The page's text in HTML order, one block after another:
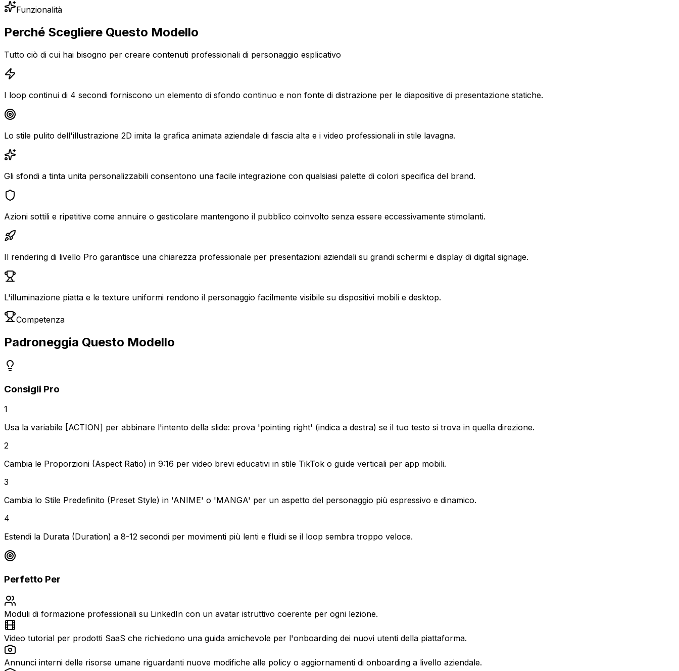
Funzionalità
Perché Scegliere Questo Modello
Tutto ciò di cui hai bisogno per creare contenuti professionali di personaggio esplicativo
I loop continui di 4 secondi forniscono un elemento di sfondo continuo e non fonte di distrazione per le diapositive di presentazione statiche.
Lo stile pulito dell'illustrazione 2D imita la grafica animata aziendale di fascia alta e i video professionali in stile lavagna.
Gli sfondi a tinta unita personalizzabili consentono una facile integrazione con qualsiasi palette di colori specifica del brand.
Azioni sottili e ripetitive come annuire o gesticolare mantengono il pubblico coinvolto senza essere eccessivamente stimolanti.
Il rendering di livello Pro garantisce una chiarezza professionale per presentazioni aziendali su grandi schermi e display di digital signage.
L'illuminazione piatta e le texture uniformi rendono il personaggio facilmente visibile su dispositivi mobili e desktop.
Competenza
Padroneggia Questo Modello
Consigli Pro
1
Usa la variabile [ACTION] per abbinare l'intento della slide: prova 'pointing right' (indica a destra) se il tuo testo si trova in quella direzione.
2
Cambia le Proporzioni (Aspect Ratio) in 9:16 per video brevi educativi in stile TikTok o guide verticali per app mobili.
3
Cambia lo Stile Predefinito (Preset Style) in 'ANIME' o 'MANGA' per un aspetto del personaggio più espressivo e dinamico.
4
Estendi la Durata (Duration) a 8-12 secondi per movimenti più lenti e fluidi se il loop sembra troppo veloce.
Perfetto Per
Moduli di formazione professionali su LinkedIn con un avatar istruttivo coerente per ogni lezione.
Video tutorial per prodotti SaaS che richiedono una guida amichevole per l'onboarding dei nuovi utenti della piattaforma.
Annunci interni delle risorse umane riguardanti nuove modifiche alle policy o aggiornamenti di onboarding a livello aziendale.